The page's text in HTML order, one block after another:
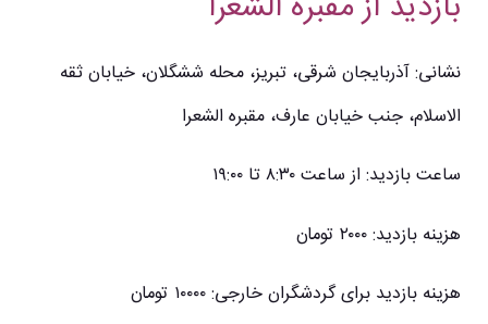
نشانی: آذربایجان شرقی، تبریز، محله ششگلان، خیابان ثقه
الاسلام، جنب خیابان عارف، مقبره الشعرا
ساعت بازدید: از ساعت ۸:۳۰ تا ۱۹:۰۰
هزینه بازدید: ۲۰۰۰ تومان
هزینه بازدید برای گردشگران خارجی: ۱۰۰۰۰ تومان